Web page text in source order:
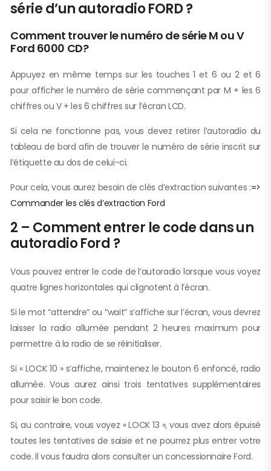
série d’un autoradio FORD ?
Comment trouver le numéro de série M ou V
Ford 6000 CD?
Appuyez en même temps sur les touches 1 et 6 ou 2 et 6
pour afficher le numéro de série commençant par M + les 6
chiffres ou V + les 6 chiffres sur l’écran LCD.
Si cela ne fonctionne pas, vous devez retirer l’autoradio du
tableau de bord afin de trouver le numéro de série inscrit sur
l’étiquette au dos de celui-ci.
Pour cela, vous aurez besoin de clés d’extraction suivantes :=>
Commander les clés d’extraction Ford
2 – Comment entrer le code dans un
autoradio Ford ?
Vous pouvez entrer le code de l’autoradio lorsque vous voyez
quatre lignes horizontales qui clignotent à l’écran.
Si le mot “attendre” ou “wait” s’affiche sur l’écran, vous devrez
laisser la radio allumée pendant 2 heures maximum pour
permettre à la radio de se réinitialiser.
Si « LOCK 10 » s’affiche, maintenez le bouton 6 enfoncé, radio
allumée. Vous aurez ainsi trois tentatives supplémentaires
pour saisir le bon code.
Si, au contraire, vous voyez « LOCK 13 », vous avez alors épuisé
toutes les tentatives de saisie et ne pourrez plus entrer votre
code. Il vous faudra alors consulter un concessionnaire Ford.